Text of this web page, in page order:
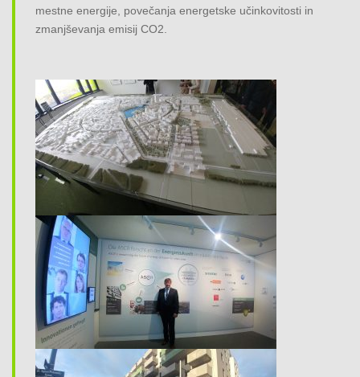
mestne energije, povečanja energetske učinkovitosti in
zmanjševanja emisij CO2.